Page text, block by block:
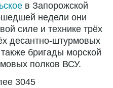
в Запорожской
недели они
силе и технике трёх
десантно-штурмовых
бригады морской
полков ВСУ.
3045